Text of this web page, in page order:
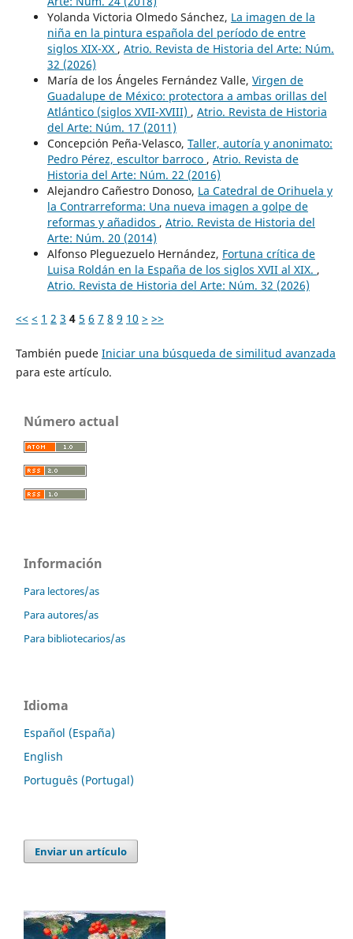
Yolanda Victoria Olmedo Sánchez, La imagen de la
niña en la pintura española del período de entre
siglos XIX-XX , Atrio. Revista de Historia del Arte: Núm.
32 (2026)
María de los Ángeles Fernández Valle, Virgen de
Guadalupe de México: protectora a ambas orillas del
Atlántico (siglos XVII-XVIII) , Atrio. Revista de Historia
del Arte: Núm. 17 (2011)
Concepción Peña-Velasco, Taller, autoría y anonimato:
Pedro Pérez, escultor barroco , Atrio. Revista de
Historia del Arte: Núm. 22 (2016)
Alejandro Cañestro Donoso, La Catedral de Orihuela y
la Contrarreforma: Una nueva imagen a golpe de
reformas y añadidos , Atrio. Revista de Historia del
Arte: Núm. 20 (2014)
Alfonso Pleguezuelo Hernández, Fortuna crítica de
Luisa Roldán en la España de los siglos XVII al XIX. ,
Atrio. Revista de Historia del Arte: Núm. 32 (2026)
<< < 1 2 3 4 5 6 7 8 9 10 > >>
También puede Iniciar una búsqueda de similitud avanzada
para este artículo.
Número actual
Información
Para lectores/as
Para autores/as
Para bibliotecarios/as
Idioma
Español (España)
English
Português (Portugal)
Enviar un artículo